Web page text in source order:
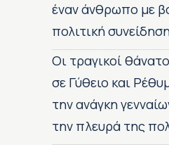
έναν άνθρωπο με
πολιτική
Οι τραγικοί
σε Γύθειο και
την ανάγκη
την πλευρά της